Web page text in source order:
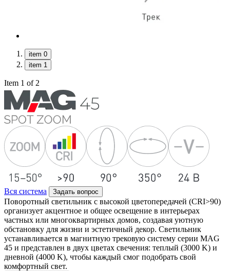
item 0
item 1
Item 1 of 2
Вся система Задать вопрос
Поворотный светильник с высокой цветопередачей (CRI>90)
организует акцентное и общее освещение в интерьерах
частных или многоквартирных домов, создавая уютную
обстановку для жизни и эстетичный декор. Светильник
устанавливается в магнитную трековую систему серии MAG
45 и представлен в двух цветах свечения: теплый (3000 K) и
дневной (4000 K), чтобы каждый смог подобрать свой
комфортный свет.